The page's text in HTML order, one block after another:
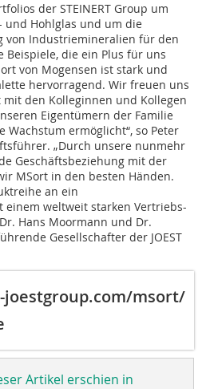
der STEINERT Group um
und Hohlglas und um die
von Industriemineralien für den
Beispiele, die ein Plus für uns
von Mogensen ist stark und
hervorragend. Wir freuen uns
den Kolleginnen und Kollegen
Eigentümern der Familie
Wachstum ermöglicht“, so Peter
„Durch unsere nunmehr
Geschäftsbeziehung mit der
MSort in den besten Händen.
an ein
weltweit starken Vertriebs-
Hans Moormann und Dr.
Gesellschafter der JOEST
joestgroup.com/msort/
Artikel erschien in